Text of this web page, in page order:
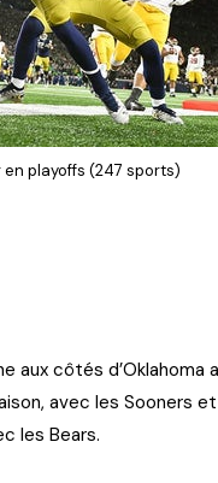
playoffs (247 sports)
aux côtés d’Oklahoma
avec les Sooners
les Bears.